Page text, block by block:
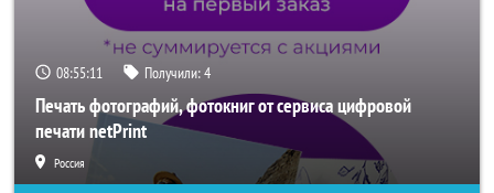
08:55:09 Получили:4
Печать фотографий, фотокниг от сервиса цифровой
печати netPrint
Россия